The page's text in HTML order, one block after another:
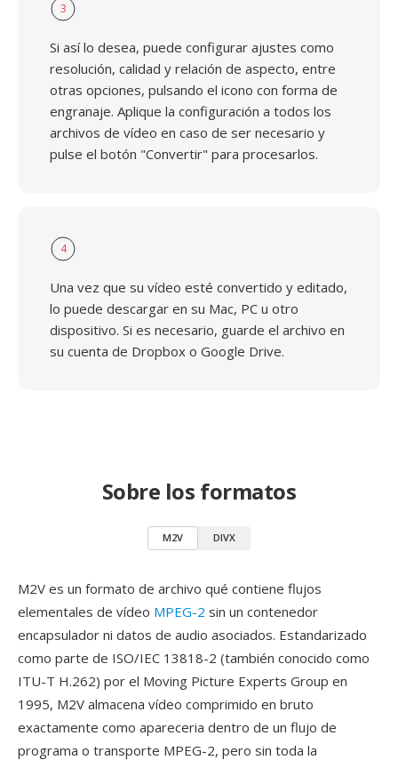
3
Si así lo desea, puede configurar ajustes como
resolución, calidad y relación de aspecto, entre
otras opciones, pulsando el icono con forma de
engranaje. Aplique la configuración a todos los
archivos de vídeo en caso de ser necesario y
pulse el botón "Convertir" para procesarlos.
4
Una vez que su vídeo esté convertido y editado,
lo puede descargar en su Mac, PC u otro
dispositivo. Si es necesario, guarde el archivo en
su cuenta de Dropbox o Google Drive.
Sobre los formatos
M2V DIVX
M2V es un formato de archivo qué contiene flujos
elementales de vídeo MPEG-2 sin un contenedor
encapsulador ni datos de audio asociados. Estandarizado
como parte de ISO/IEC 13818-2 (también conocido como
ITU-T H.262) por el Moving Picture Experts Group en
1995, M2V almacena vídeo comprimido en bruto
exactamente como apareceria dentro de un flujo de
programa o transporte MPEG-2, pero sin toda la